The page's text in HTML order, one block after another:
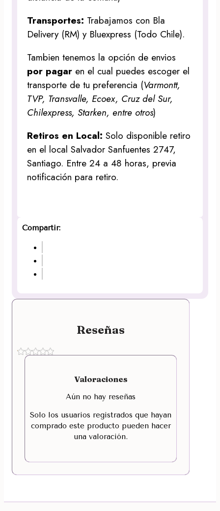
Transportes: Trabajamos con Bla
Delivery (RM) y Bluexpress (Todo Chile).
Tambien tenemos la opción de envios
por pagar en el cual puedes escoger el
transporte de tu preferencia (Varmontt,
TVP, Transvalle, Ecoex, Cruz del Sur,
Chilexpress, Starken, entre otros)
Retiros en Local:Solo disponible retiro
en el local Salvador Sanfuentes 2747,
Santiago. Entre 24 a 48 horas, previa
notificación para retiro.
Compartir:
Reseñas
Valoraciones
Aún no hay reseñas
Solo los usuarios registrados que hayan
comprado este producto pueden hacer
una valoración.